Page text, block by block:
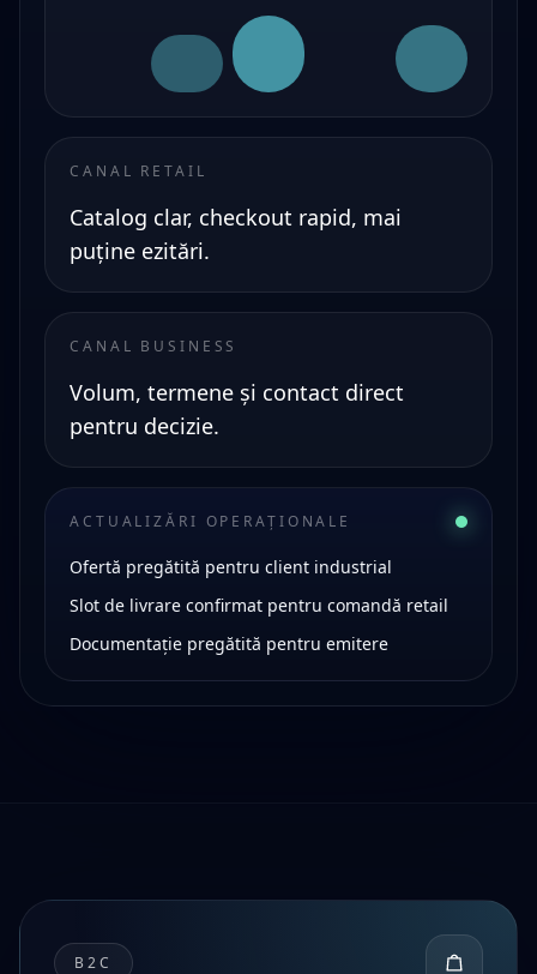
CANAL RETAIL
Catalog clar, checkout rapid, mai
puține ezitări.
CANAL BUSINESS
Volum, termene și contact direct
pentru decizie.
ACTUALIZĂRI OPERAȚIONALE
Ofertă pregătită pentru client industrial
Slot de livrare confirmat pentru comandă retail
Documentație pregătită pentru emitere
B2C